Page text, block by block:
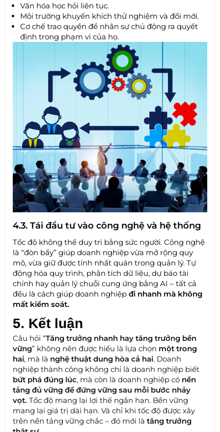
Văn hóa học hỏi liên tục.
Môi trường khuyến khích thử nghiệm và đổi mới.
Cơ chế trao quyền để nhân sự chủ động ra quyết
định trong phạm vi của họ.
4.3. Tái đầu tư vào công nghệ và hệ thống
Tốc độ không thể duy trì bằng sức người. Công nghệ
là “đòn bẩy” giúp doanh nghiệp vừa mở rộng quy
mô, vừa giữ được tính nhất quán trong quản lý. Tự
động hóa quy trình, phân tích dữ liệu, dự báo tài
chính hay quản lý chuỗi cung ứng bằng AI – tất cả
đều là cách giúp doanh nghiệpđi nhanh mà không
mất kiểm soát.
5. Kết luận
Câu hỏi “Tăng trưởng nhanh hay tăng trưởng bền
vững” không nên được hiểu là lựa chọn một trong
hai, mà là nghệ thuật dung hòa cả hai. Doanh
nghiệp thành công không chỉ là doanh nghiệp biết
bứt phá đúng lúc, mà còn là doanh nghiệp có nền
tảng đủ vững để đứng vững sau mỗi bước nhảy
vọt. Tốc độ mang lại lợi thế ngắn hạn. Bền vững
mang lại giá trị dài hạn. Và chỉ khi tốc độ được xây
trên nền tảng vững chắc – đó mới làtăng trưởng